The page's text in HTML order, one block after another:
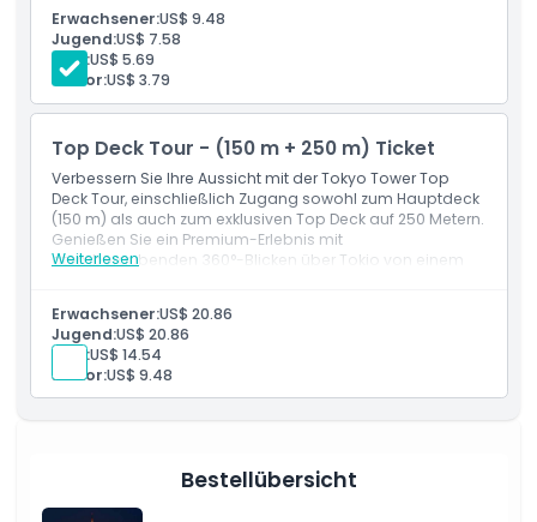
Dinge, die Sie wissen sollten
Ort
Wie man dorthin gelangt
Erwachsener:US$ 9.48
Jugend:US$ 7.58
Kind:US$ 5.69
Junior:US$ 3.79
Top Deck Tour - (150 m + 250 m) Ticket
Verbessern Sie Ihre Aussicht mit der Tokyo Tower Top
Deck Tour, einschließlich Zugang sowohl zum Hauptdeck
(150 m) als auch zum exklusiven Top Deck auf 250 Metern.
Genießen Sie ein Premium-Erlebnis mit
atemberaubenden 360°-Blicken über Tokio von einem
Weiterlesen
Erwachsener:US$ 20.86
Jugend:US$ 20.86
Kind:US$ 14.54
Junior:US$ 9.48
Bestellübersicht